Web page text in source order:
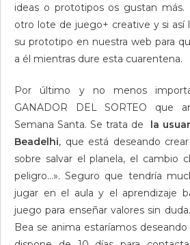
ideas o prototipos os gustan más.
otro lote de juego+ creative y si así
su prototipo en nuestra web para
a él mientras dure esta cuarentena.
Por último y no menos
GANADOR DEL SORTEO que
Semana Santa. Se trata de la
Beadelhi, que está deseando
sobre salvar el planela, el cambio
peligro…». Seguro que tendría
jugar en el aula y el aprendizaje
juego para enseñar valores sin
Bea se anima estaríamos